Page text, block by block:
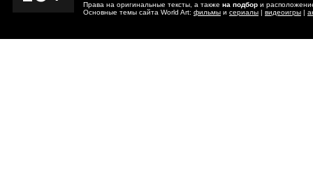
Права на оригинальные тексты, а также на подбор и
Основные темы сайта World Art: фильмы и сериалы | видеоигры |